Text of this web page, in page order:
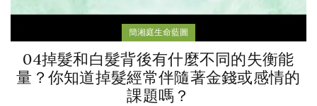
簡湘庭生命藍圖
04掉髮和白髮背後有什麼不同的失衡能
量？你知道掉髮經常伴隨著金錢或感情的
課題嗎？